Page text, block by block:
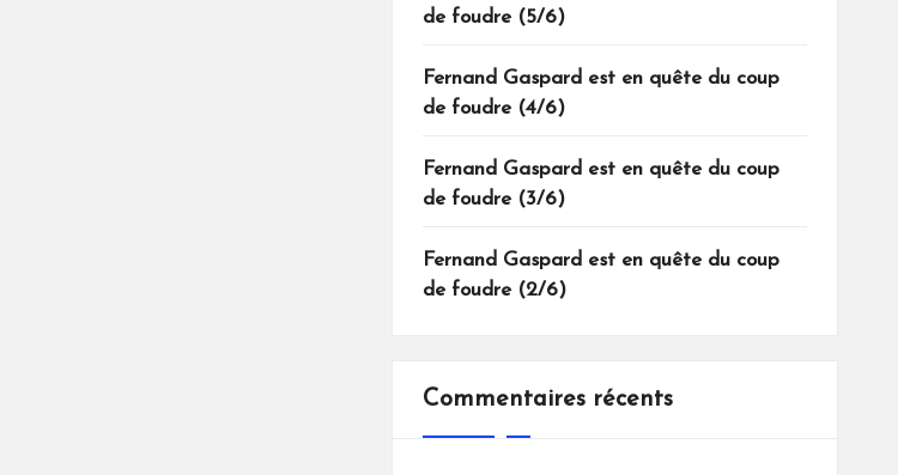
de foudre (5/6)
Fernand Gaspard est en quête du coup
de foudre (4/6)
Fernand Gaspard est en quête du coup
de foudre (3/6)
Fernand Gaspard est en quête du coup
de foudre (2/6)
Commentaires récents